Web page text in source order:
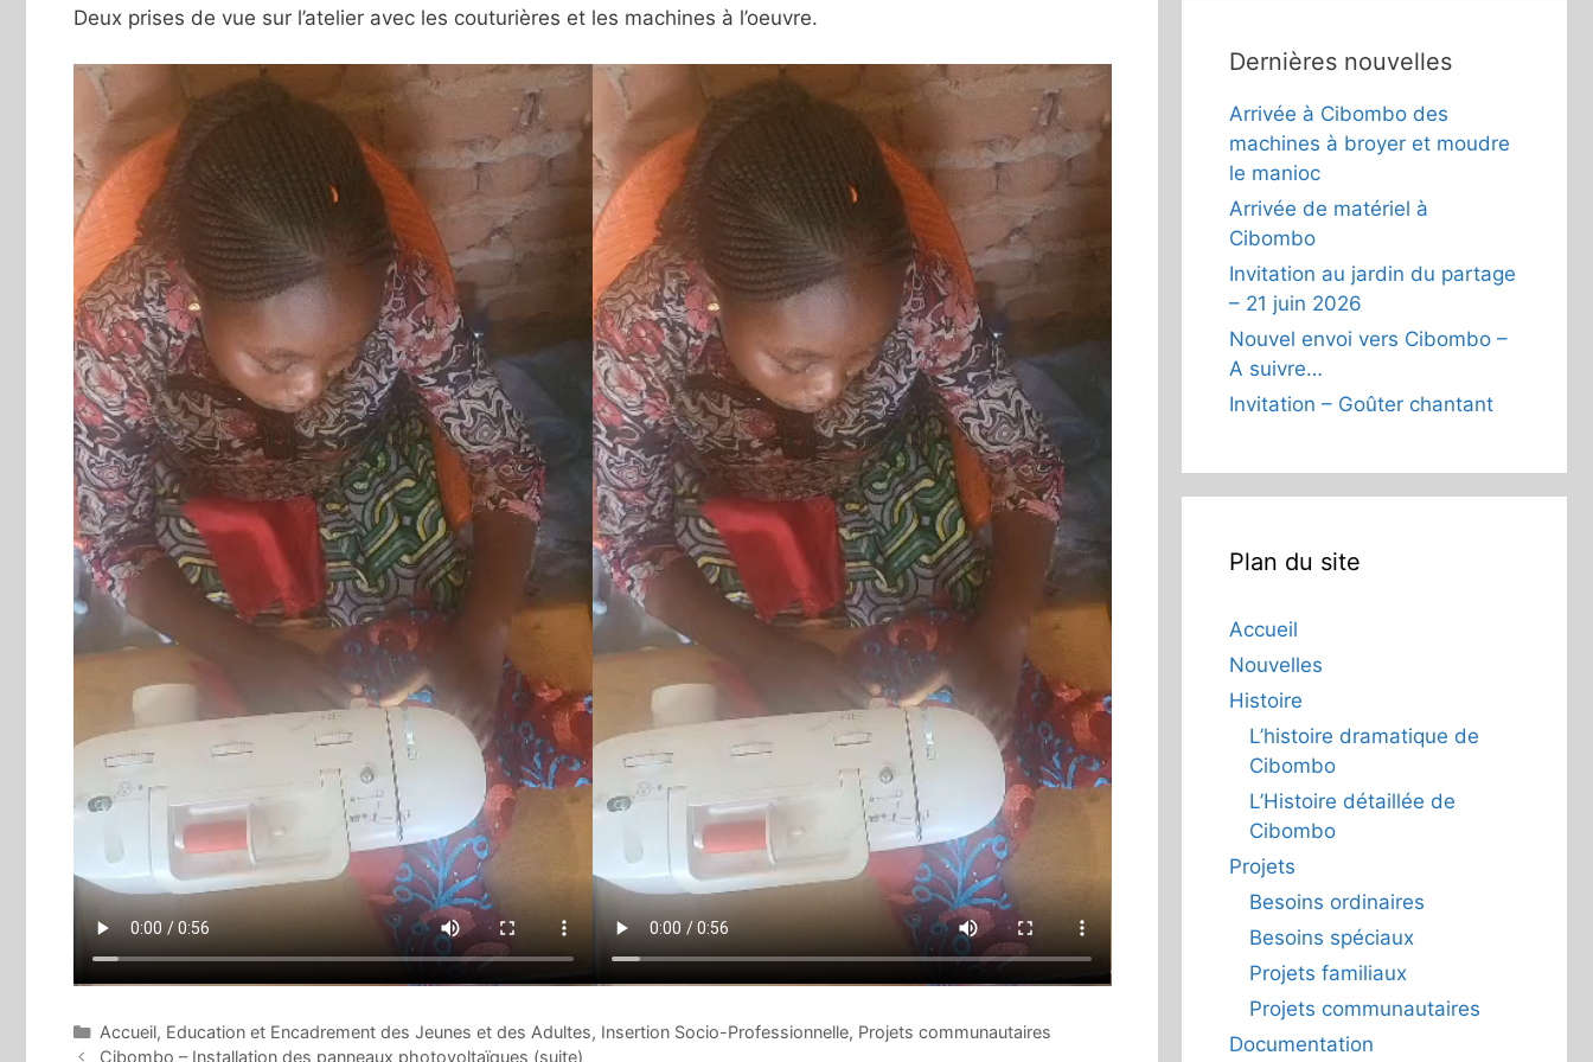
Deux prises de vue sur l’atelier avec les couturières et les machines à l’oeuvre.
Catégories
Accueil, Education et Encadrement des Jeunes et des Adultes, Insertion Socio-Professionnelle, Projets communautaires
Cibombo – Installation des panneaux photovoltaïques (suite)
Dernières nouvelles
Arrivée à Cibombo des
machines à broyer et moudre
le manioc
Arrivée de matériel à
Cibombo
Invitation au jardin du partage
– 21 juin 2026
Nouvel envoi vers Cibombo –
A suivre…
Invitation – Goûter chantant
Plan du site
Accueil
Nouvelles
Histoire
L’histoire dramatique de
Cibombo
L’Histoire détaillée de
Cibombo
Projets
Besoins ordinaires
Besoins spéciaux
Projets familiaux
Projets communautaires
Documentation